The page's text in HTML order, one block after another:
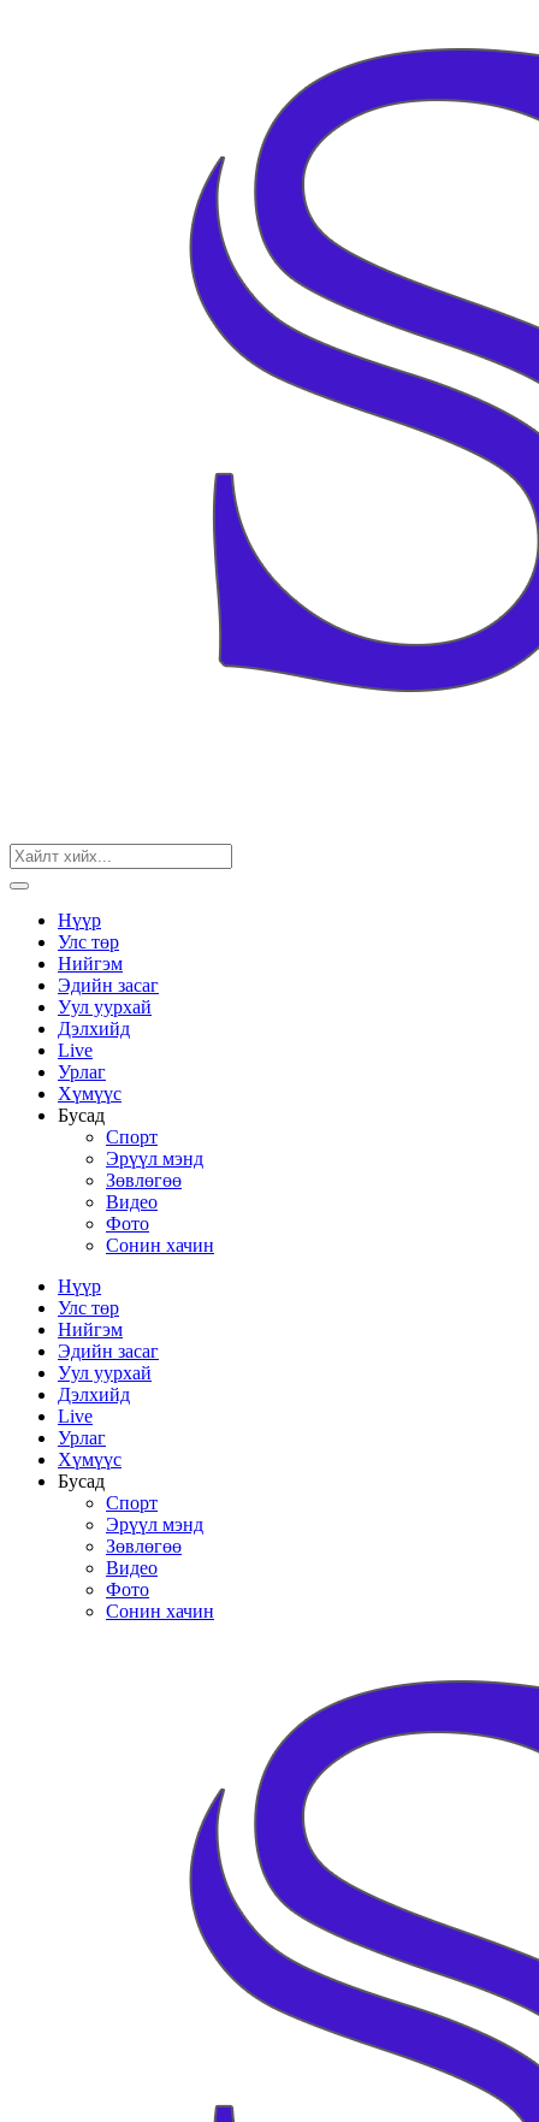
Нүүр
Улс төр
Нийгэм
Эдийн засаг
Уул уурхай
Дэлхийд
Live
Урлаг
Хүмүүс
Бусад
Спорт
Эрүүл мэнд
Зөвлөгөө
Видео
Фото
Сонин хачин
Нүүр
Улс төр
Нийгэм
Эдийн засаг
Уул уурхай
Дэлхийд
Live
Урлаг
Хүмүүс
Бусад
Спорт
Эрүүл мэнд
Зөвлөгөө
Видео
Фото
Сонин хачин